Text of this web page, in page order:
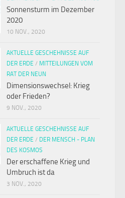
Sonnensturm im Dezember
2020
10 NOV., 2020
AKTUELLE GESCHEHNISSE AUF
DER ERDE / MITTEILUNGEN VOM
RAT DER NEUN
Dimensionswechsel: Krieg
oder Frieden?
9 NOV., 2020
AKTUELLE GESCHEHNISSE AUF
DER ERDE / DER MENSCH - PLAN
DES KOSMOS
Der erschaffene Krieg und
Umbruch ist da
3 NOV., 2020